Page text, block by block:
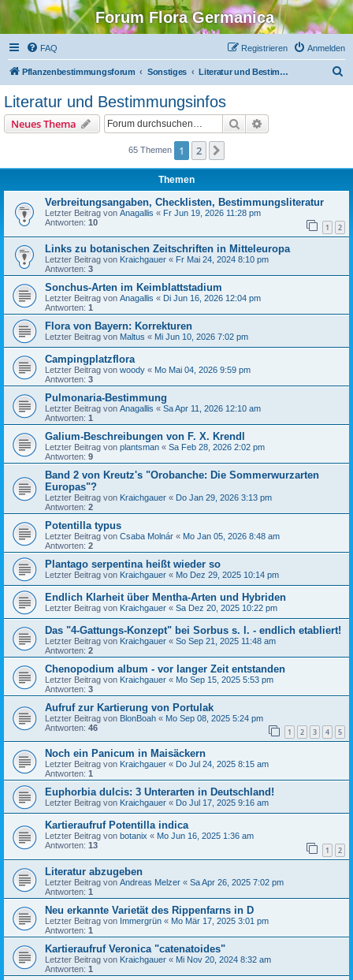
Forum Flora Germanica
FAQ Anmelden
Registrieren
Pflanzenbestimmungsforum Sonstiges Literatur und Bestimmungsinfos
Literatur und Bestimmungsinfos
Neues Thema Suche
65 Themen 1 2
Themen
Verbreitungsangaben, Checklisten, Bestimmungsliteratur
Letzter Beitrag von Anagallis « Fr Jun 19, 2026 11:28 pm
Antworten: 10 1 2
Links zu botanischen Zeitschriften in Mitteleuropa
Letzter Beitrag von Kraichgauer « Fr Mai 24, 2024 8:10 pm
Antworten: 3
Sonchus-Arten im Keimblattstadium
Letzter Beitrag von Anagallis « Di Jun 16, 2026 12:04 pm
Antworten: 1
Flora von Bayern: Korrekturen
Letzter Beitrag von Maltus « Mi Jun 10, 2026 7:02 pm
Campingplatzflora
Letzter Beitrag von woody « Mo Mai 04, 2026 9:59 pm
Antworten: 3
Pulmonaria-Bestimmung
Letzter Beitrag von Anagallis « Sa Apr 11, 2026 12:10 am
Antworten: 1
Galium-Beschreibungen von F. X. Krendl
Letzter Beitrag von plantsman « Sa Feb 28, 2026 2:02 pm
Antworten: 9
Band 2 von Kreutz's "Orobanche: Die Sommerwurzarten
Europas"?
Letzter Beitrag von Kraichgauer « Do Jan 29, 2026 3:13 pm
Antworten: 2
Potentilla typus
Letzter Beitrag von Csaba Molnár « Mo Jan 05, 2026 8:48 am
Antworten: 2
Plantago serpentina heißt wieder so
Letzter Beitrag von Kraichgauer « Mo Dez 29, 2025 10:14 pm
Endlich Klarheit über Mentha-Arten und Hybriden
Letzter Beitrag von Kraichgauer « Sa Dez 20, 2025 10:22 pm
Das "4-Gattungs-Konzept" bei Sorbus s. l. - endlich etabliert!
Letzter Beitrag von Kraichgauer « So Sep 21, 2025 11:48 am
Antworten: 2
Chenopodium album - vor langer Zeit entstanden
Letzter Beitrag von Kraichgauer « Mo Sep 15, 2025 5:53 pm
Antworten: 3
Aufruf zur Kartierung von Portulak
Letzter Beitrag von BlonBoah « Mo Sep 08, 2025 5:24 pm
Antworten: 46 1 2 3 4 5
Noch ein Panicum in Maisäckern
Letzter Beitrag von Kraichgauer « Do Jul 24, 2025 8:15 am
Antworten: 1
Euphorbia dulcis: 3 Unterarten in Deutschland!
Letzter Beitrag von Kraichgauer « Do Jul 17, 2025 9:16 am
Kartieraufruf Potentilla indica
Letzter Beitrag von botanix « Mo Jun 16, 2025 1:36 am
Antworten: 13 1 2
Literatur abzugeben
Letzter Beitrag von Andreas Melzer « Sa Apr 26, 2025 7:02 pm
Antworten: 1
Neu erkannte Varietät des Rippenfarns in D
Letzter Beitrag von Immergrün « Mo Mär 17, 2025 3:01 pm
Antworten: 1
Kartieraufruf Veronica "catenatoides"
Letzter Beitrag von Kraichgauer « Mi Nov 20, 2024 8:32 am
Antworten: 1